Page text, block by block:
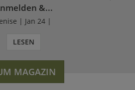
&...
| Jan 24 |
LESEN
MAGAZIN